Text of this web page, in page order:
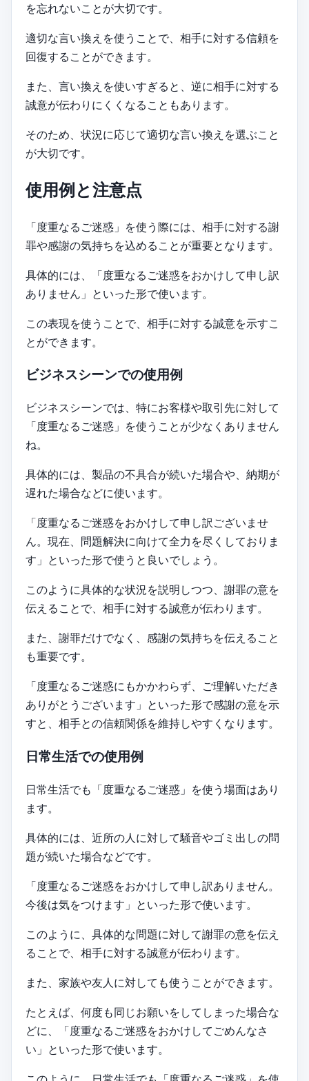
を忘れないことが大切です。
適切な言い換えを使うことで、相手に対する信頼を
回復することができます。
また、言い換えを使いすぎると、逆に相手に対する
誠意が伝わりにくくなることもあります。
そのため、状況に応じて適切な言い換えを選ぶこと
が大切です。
使用例と注意点
「度重なるご迷惑」を使う際には、相手に対する謝
罪や感謝の気持ちを込めることが重要となります。
具体的には、「度重なるご迷惑をおかけして申し訳
ありません」といった形で使います。
この表現を使うことで、相手に対する誠意を示すこ
とができます。
ビジネスシーンでの使用例
ビジネスシーンでは、特にお客様や取引先に対して
「度重なるご迷惑」を使うことが少なくありません
ね。
具体的には、製品の不具合が続いた場合や、納期が
遅れた場合などに使います。
「度重なるご迷惑をおかけして申し訳ございませ
ん。現在、問題解決に向けて全力を尽くしておりま
す」といった形で使うと良いでしょう。
このように具体的な状況を説明しつつ、謝罪の意を
伝えることで、相手に対する誠意が伝わります。
また、謝罪だけでなく、感謝の気持ちを伝えること
も重要です。
「度重なるご迷惑にもかかわらず、ご理解いただき
ありがとうございます」といった形で感謝の意を示
すと、相手との信頼関係を維持しやすくなります。
日常生活での使用例
日常生活でも「度重なるご迷惑」を使う場面はあり
ます。
具体的には、近所の人に対して騒音やゴミ出しの問
題が続いた場合などです。
「度重なるご迷惑をおかけして申し訳ありません。
今後は気をつけます」といった形で使います。
このように、具体的な問題に対して謝罪の意を伝え
ることで、相手に対する誠意が伝わります。
また、家族や友人に対しても使うことができます。
たとえば、何度も同じお願いをしてしまった場合な
どに、「度重なるご迷惑をおかけしてごめんなさ
い」といった形で使います。